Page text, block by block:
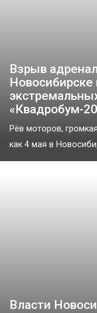
Взрыв
«Квадробум-
Рёв моторов,
как 4 мая в
Власти